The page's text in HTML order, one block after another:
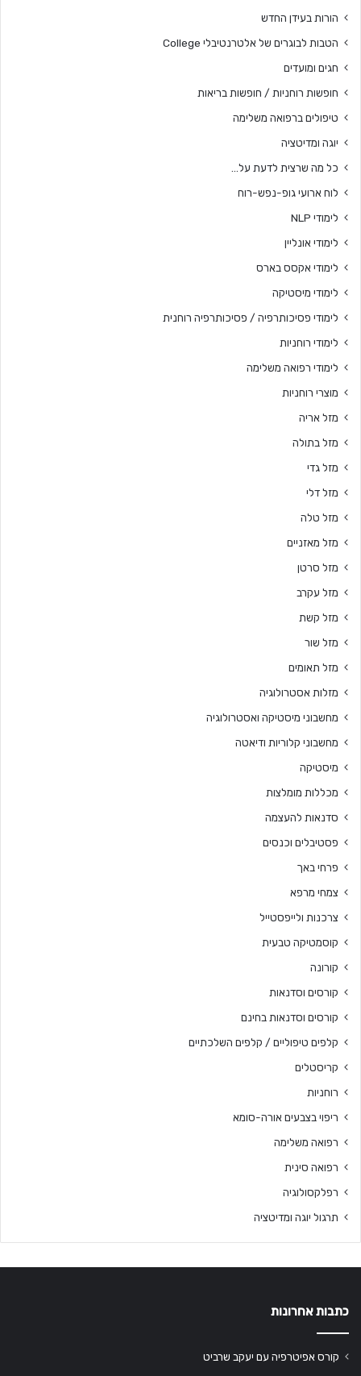
הורות בעידן החדש
הטבות לבוגרים של אלטרנטיבלי College
חגים ומועדים
חופשות רוחניות / חופשות בריאות
טיפולים ברפואה משלימה
יוגה ומדיטציה
כל מה שרצית לדעת על…
לוח ארועי גופ-נפש-רוח
לימודי NLP
לימודי אונליין
לימודי אקסס בארס
לימודי מיסטיקה
לימודי פסיכותרפיה / פסיכותרפיה רוחנית
לימודי רוחניות
לימודי רפואה משלימה
מוצרי רוחניות
מזל אריה
מזל בתולה
מזל גדי
מזל דלי
מזל טלה
מזל מאזניים
מזל סרטן
מזל עקרב
מזל קשת
מזל שור
מזל תאומים
מזלות אסטרולוגיה
מחשבוני מיסטיקה ואסטרולוגיה
מחשבוני קלוריות ודיאטה
מיסטיקה
מכללות מומלצות
סדנאות להעצמה
פסטיבלים וכנסים
פרחי באך
צמחי מרפא
צרכנות ולייפסטייל
קוסמטיקה טבעית
קורונה
קורסים וסדנאות
קורסים וסדנאות בחינם
קלפים טיפוליים / קלפים השלכתיים
קריסטלים
רוחניות
ריפוי בצבעים אורה-סומא
רפואה משלימה
רפואה סינית
רפלקסולוגיה
תרגול יוגה ומדיטציה
כתבות אחרונות
קורס אפיטרפיה עם יעקב שרביט